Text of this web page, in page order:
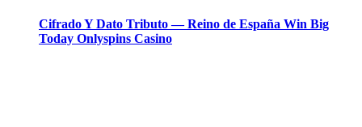
Cifrado Y Dato Tributo — Reino de España Win Big
Today Onlyspins Casino